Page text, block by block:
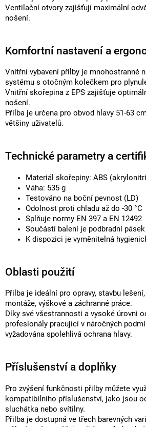
Ventilační otvory zajišťují maximální
nošení.
Komfortní nastavení a
Vnitřní vybavení přilby je mnohostranně
systému s otočným kolečkem pro
Vnitřní skořepina z EPS zajišťuje
nošení.
Přilba je určena pro obvod hlavy 51-63
většiny uživatelů.
Technické parametry a
Materiál skořepiny: ABS
Váha: 535 g
Testováno na boční pevnost (LD)
Odolnost proti chladu až do -30 °C
Splňuje normy EN 397 a EN 12492
Součástí balení je podbradní pásek
K dispozici je vyměnitelná
Oblasti použití
Přilba je ideální pro opravy, stavbu
montáže, výškové a záchranné práce.
Díky své všestrannosti a vysoké úrovni
profesionály pracující v náročných
vyžadována spolehlivá ochrana hlavy.
Příslušenství a doplňky
Pro zvýšení funkčnosti přilby můžete
kompatibilního příslušenství, jako jsou
sluchátka nebo svítilny.
Přilba je dostupná ve třech barevných